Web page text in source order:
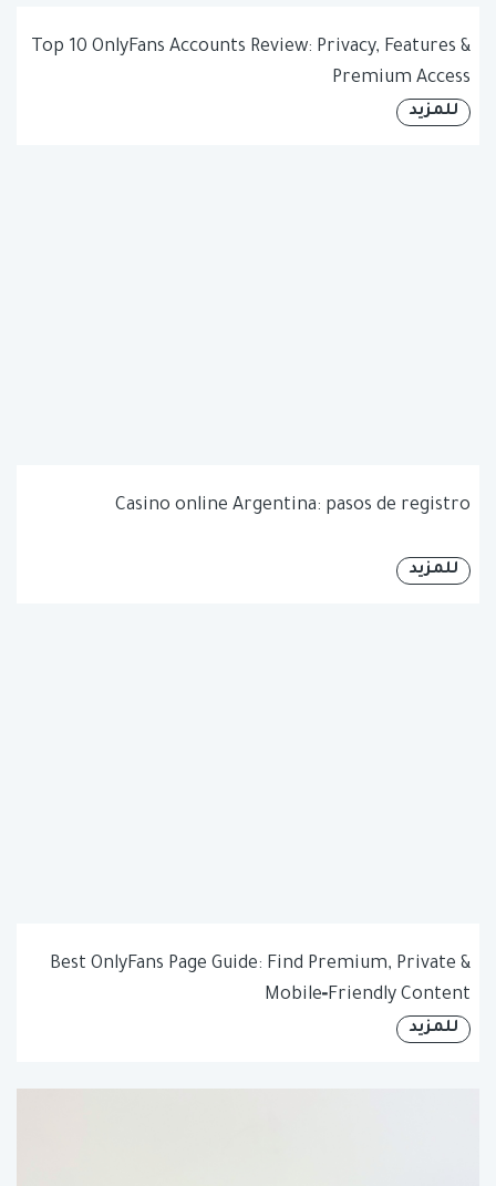
Top 10 OnlyFans Accounts Review: Privacy, Features &
Premium Access
للمزيد
Casino online Argentina: pasos de registro
للمزيد
Best OnlyFans Page Guide: Find Premium, Private &
Mobile‑Friendly Content
للمزيد